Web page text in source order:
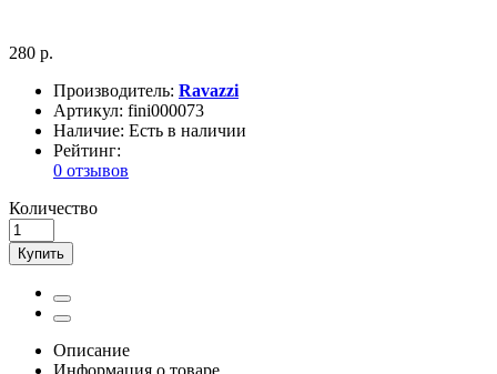
280 р.
Производитель: Ravazzi
Артикул: fini000073
Наличие: Есть в наличии
Рейтинг:
0 отзывов
Количество
Купить
Описание
Информация о товаре